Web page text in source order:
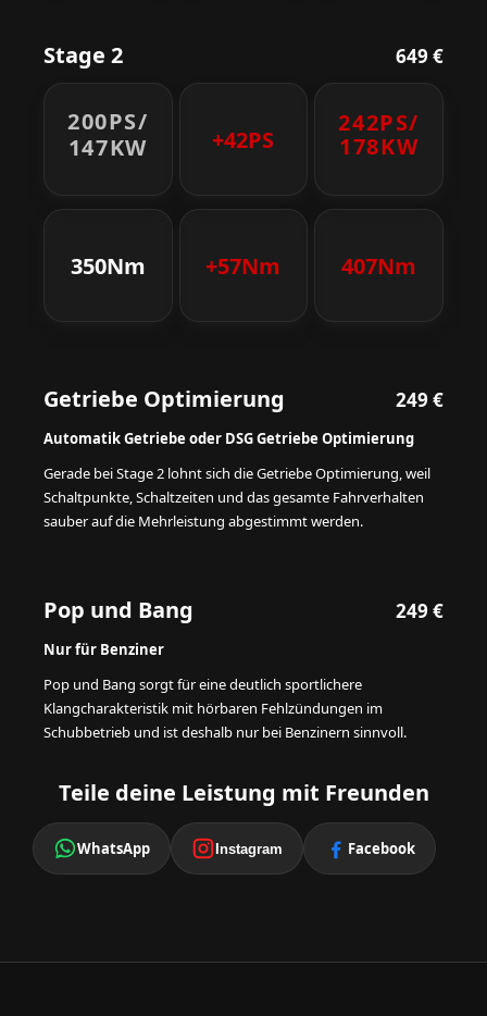
Stage 2 649 €
200PS/
147KW
+42PS
242PS/
178KW
350Nm +57Nm 407Nm
Getriebe Optimierung 249 €
Automatik Getriebe oder DSG Getriebe Optimierung
Gerade bei Stage 2 lohnt sich die Getriebe Optimierung, weil
Schaltpunkte, Schaltzeiten und das gesamte Fahrverhalten
sauber auf die Mehrleistung abgestimmt werden.
Pop und Bang 249 €
Nur für Benziner
Pop und Bang sorgt für eine deutlich sportlichere
Klangcharakteristik mit hörbaren Fehlzündungen im
Schubbetrieb und ist deshalb nur bei Benzinern sinnvoll.
Teile deine Leistung mit Freunden
WhatsApp Instagram Facebook